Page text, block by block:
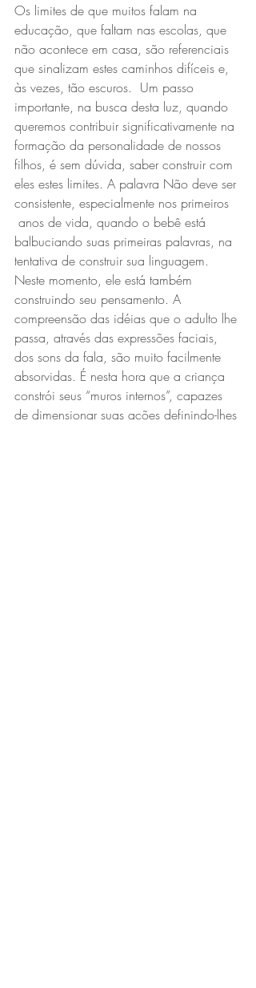
Os limites de que muitos falam na
educação, que faltam nas escolas, que
não acontece em casa, são referenciais
que sinalizam estes caminhos difíceis e,
às vezes, tão escuros.  Um passo
importante, na busca desta luz, quando
queremos contribuir significativamente na
formação da personalidade de nossos
filhos, é sem dúvida, saber construir com
eles estes limites. A palavra Não deve ser
consistente, especialmente nos primeiros
anos de vida, quando o bebê está
balbuciando suas primeiras palavras, na
tentativa de construir sua linguagem.
Neste momento, ele está também
construindo seu pensamento. A
compreensão das idéias que o adulto lhe
passa, através das expressões faciais,
dos sons da fala, são muito facilmente
absorvidas. É nesta hora que a criança
constrói seus “muros internos”, capazes
de dimensionar suas ações definindo-lhes